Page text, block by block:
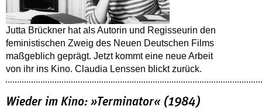
Jutta Brückner hat als Autorin und Regisseurin den
feministischen Zweig des Neuen Deutschen Films
maßgeblich geprägt. Jetzt kommt eine neue Arbeit
von ihr ins Kino. Claudia Lenssen blickt zurück.
Wieder im Kino: »Terminator« (1984)